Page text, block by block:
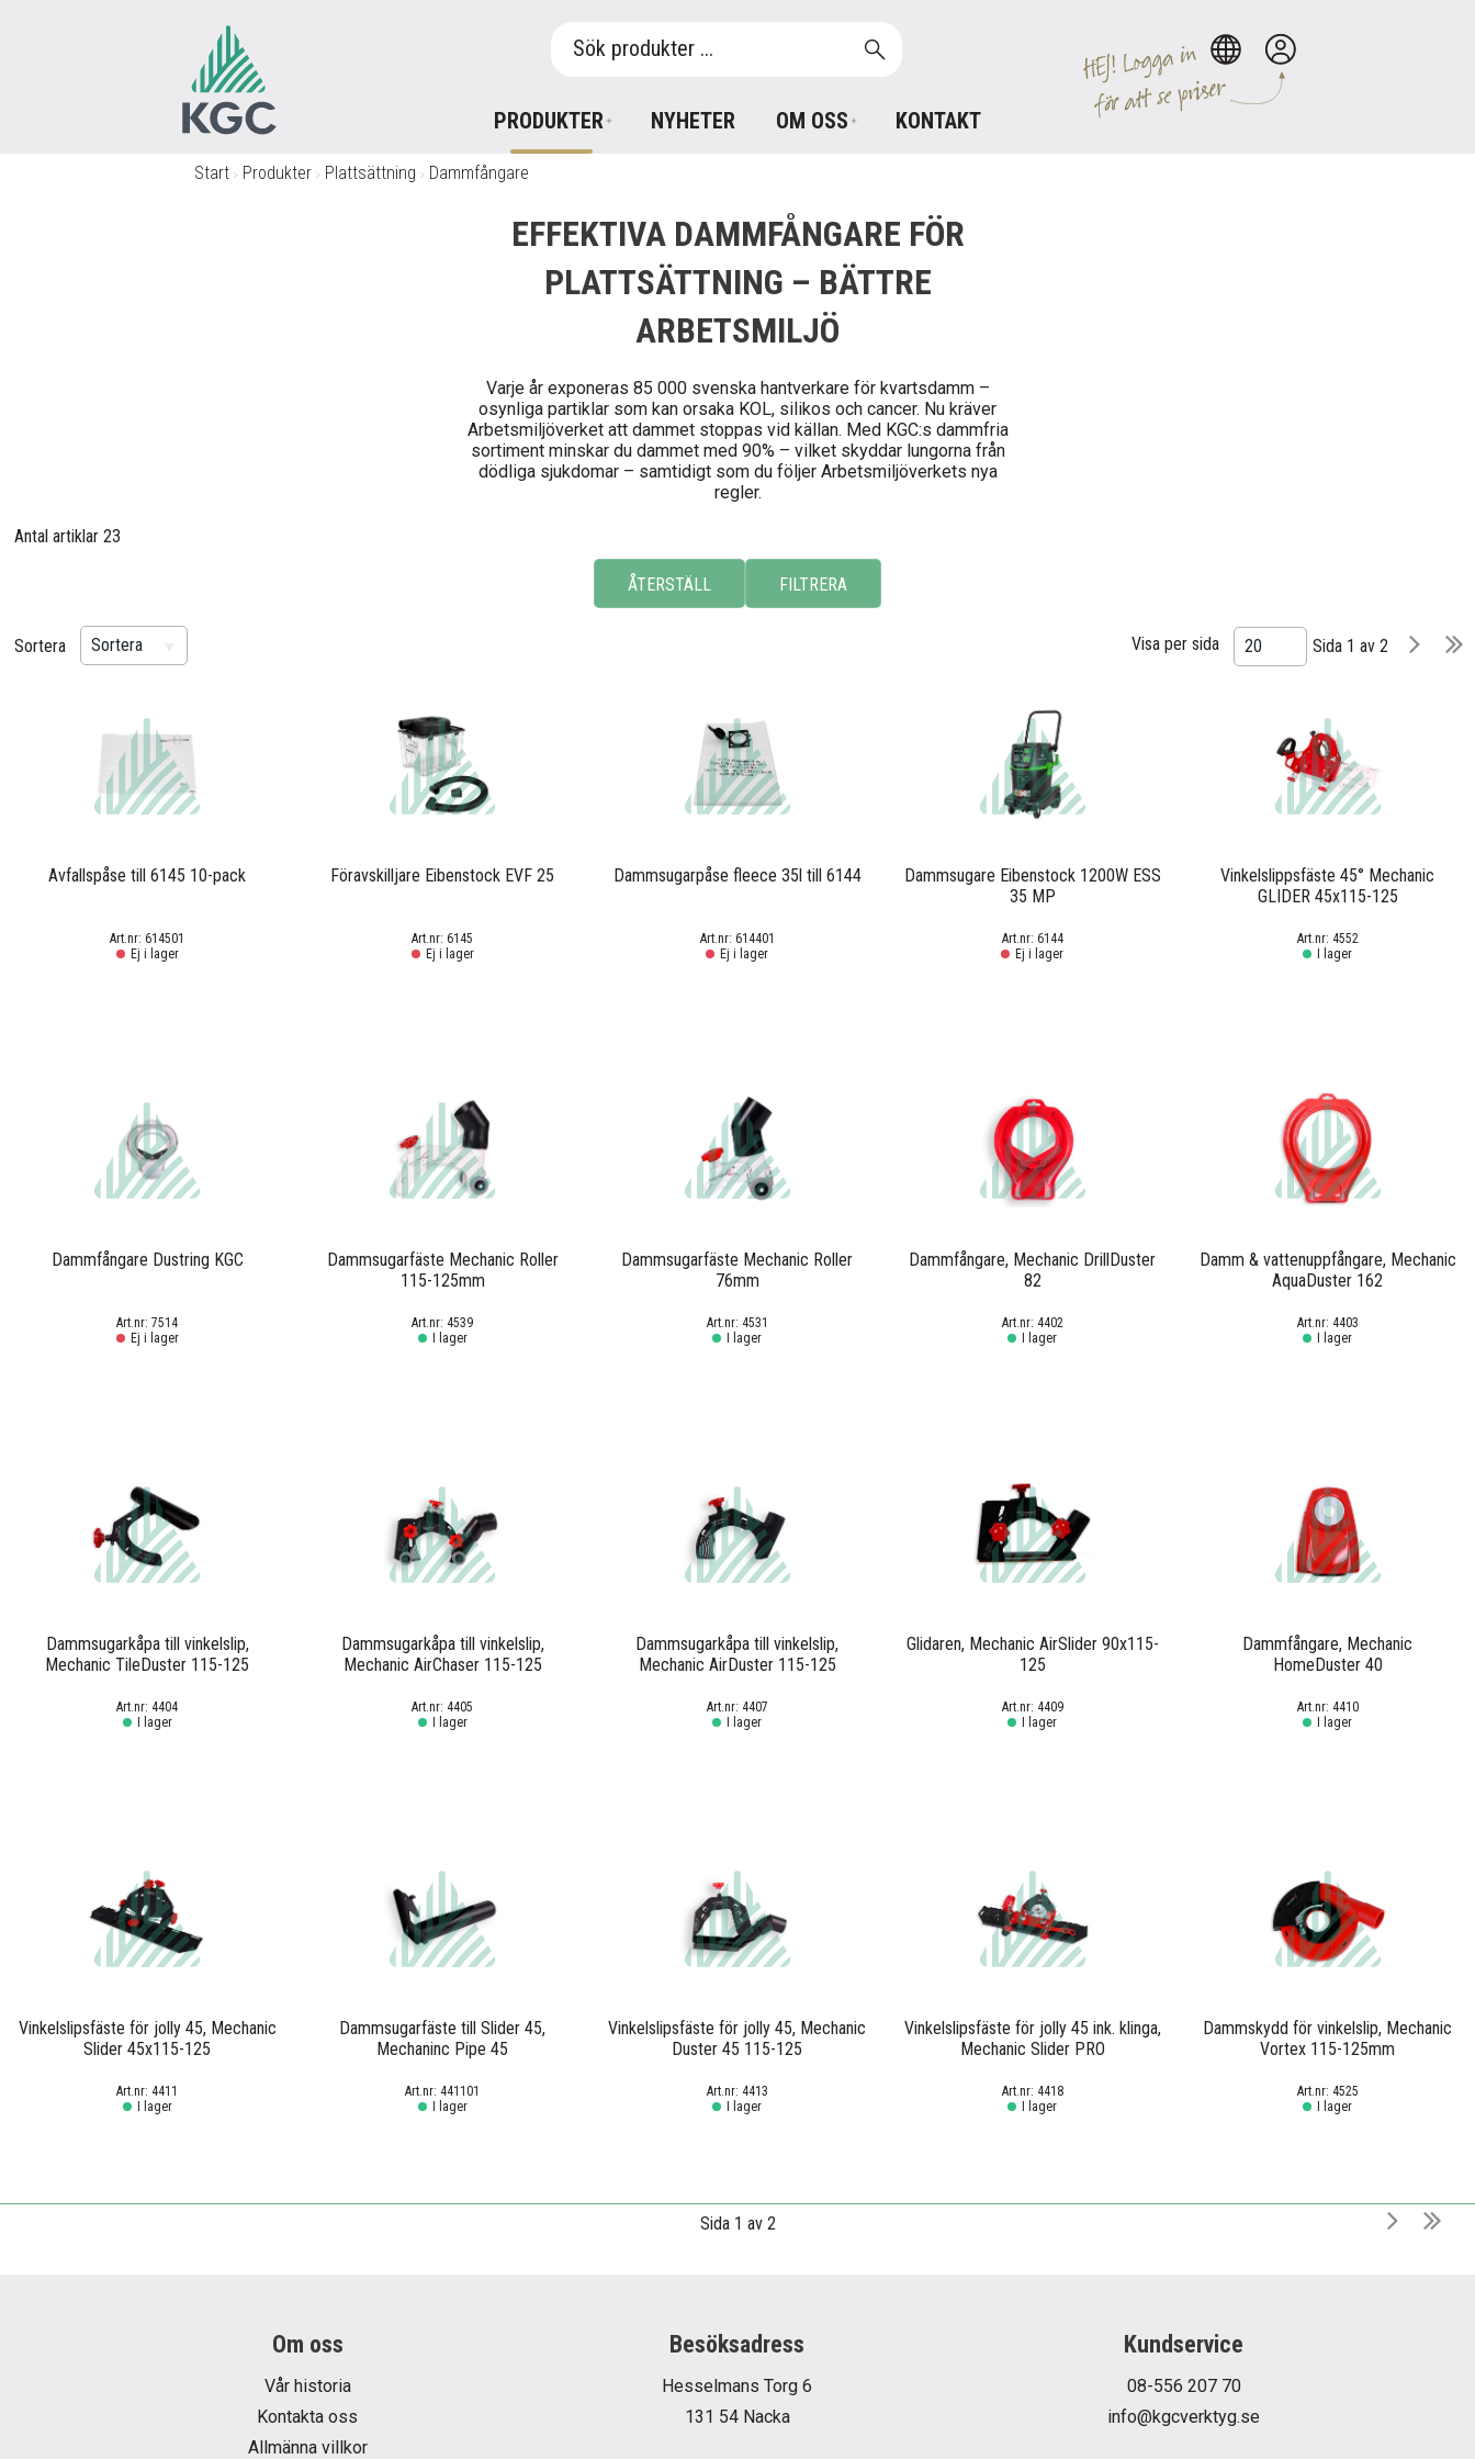
PRODUKTER NYHETER OM OSS KONTAKT
Start / Produkter / Plattsättning / Dammfångare
EFFEKTIVA DAMMFÅNGARE FÖR
PLATTSÄTTNING – BÄTTRE
ARBETSMILJÖ
Varje år exponeras 85 000 svenska hantverkare för kvartsdamm –
osynliga partiklar som kan orsaka KOL, silikos och cancer. Nu kräver
Arbetsmiljöverket att dammet stoppas vid källan. Med KGC:s dammfria
sortiment minskar du dammet med 90% – vilket skyddar lungorna från
dödliga sjukdomar – samtidigt som du följer Arbetsmiljöverkets nya
regler.
Antal artiklar 23
Sortera Sortera Visa per sida 20 Sida 1 av 2
Avfallspåse till 6145 10-pack
614501
Ej i lager
Föravskilljare Eibenstock EVF 25
6145
Ej i lager
Dammsugarpåse fleece 35l till 6144
614401
Ej i lager
Dammsugare Eibenstock 1200W ESS
35 MP
6144
Ej i lager
Vinkelslippsfäste 45° Mechanic
GLIDER 45x115-125
4552
I lager
Dammfångare Dustring KGC
7514
Ej i lager
Dammsugarfäste Mechanic Roller
115-125mm
4539
I lager
Dammsugarfäste Mechanic Roller
76mm
4531
I lager
Dammfångare, Mechanic DrillDuster
82
4402
I lager
Damm & vattenuppfångare, Mechanic
AquaDuster 162
4403
I lager
Dammsugarkåpa till vinkelslip,
Mechanic TileDuster 115-125
4404
I lager
Dammsugarkåpa till vinkelslip,
Mechanic AirChaser 115-125
4405
I lager
Dammsugarkåpa till vinkelslip,
Mechanic AirDuster 115-125
4407
I lager
Glidaren, Mechanic AirSlider 90x115-
125
4409
I lager
Dammfångare, Mechanic
HomeDuster 40
4410
I lager
Vinkelslipsfäste för jolly 45, Mechanic
Slider 45x115-125
4411
I lager
Dammsugarfäste till Slider 45,
Mechaninc Pipe 45
441101
I lager
Vinkelslipsfäste för jolly 45, Mechanic
Duster 45 115-125
4413
I lager
Vinkelslipsfäste för jolly 45 ink. klinga,
Mechanic Slider PRO
4418
I lager
Dammskydd för vinkelslip, Mechanic
Vortex 115-125mm
4525
I lager
Sida 1 av 2
Om oss
Vår historia
Kontakta oss
Allmänna villkor
Besöksadress
Hesselmans Torg 6
131 54 Nacka
Kundservice
08-556 207 70
info@kgcverktyg.se